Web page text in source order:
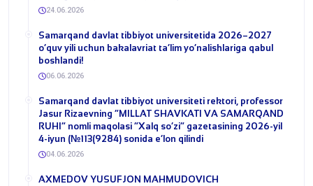
24.06.2026
Samarqand davlat tibbiyot universitetida 2026–2027
o‘quv yili uchun bakalavriat ta’lim yo‘nalishlariga qabul
boshlandi!
06.06.2026
​Samarqand davlat tibbiyot universiteti rektori, professor
Jasur Rizaevning “MILLAT SHAVKATI VA SAMARQAND
RUHI” nomli maqolasi “Xalq so‘zi” gazetasining 2026-yil
4-iyun (№113(9284) sonida e’lon qilindi
04.06.2026
​AXMEDOV YUSUFJON MAHMUDOVICH